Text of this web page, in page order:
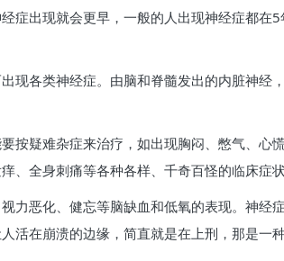
症出现就会更早，一般的人出现神经症都
现各类神经症。由脑和脊髓发出的内脏神经
按疑难杂症来治疗，如出现胸闷、憋气、心
、全身刺痛等各种各样、千奇百怪的临床症状
力恶化、健忘等脑缺血和低氧的表现。神
活在崩溃的边缘，简直就是在上刑，那是一